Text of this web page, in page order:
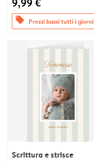
offers Prezzi bassi tutti i giorni
Scrittura e strisce